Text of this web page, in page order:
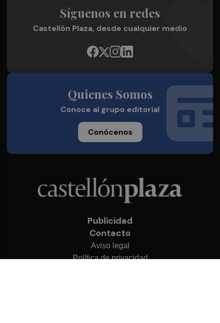
Síguenos en redes
Castellón Plaza, desde cualquier medio
Quienes Somos
Conoce al grupo editorial
Conócenos
Publicidad
Contacto
Aviso legal
Política de privacidad